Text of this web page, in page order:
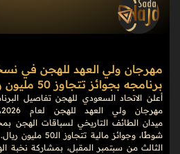
مهرجان ولي العهد للهجن في
برنامجه بجوائز تتجاوز 50 مليون ريال
أعلن الاتحاد السعودي للهجن تفاصيل
شوطًا، وجوائز مالية
الثالث من سبتمبر المقبل، بمشاركة نخبة